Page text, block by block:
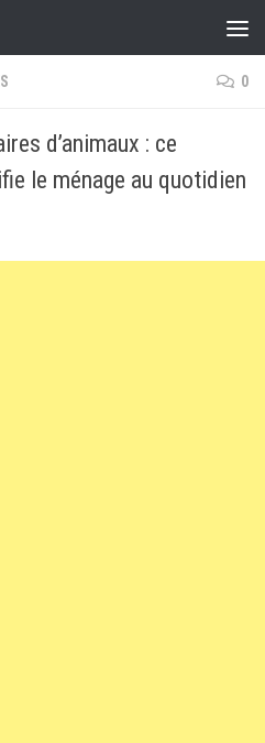
0
d’animaux : ce
le ménage au quotidien